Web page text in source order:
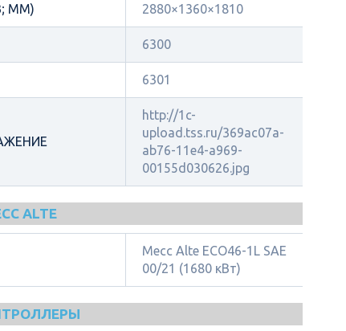
ММ) 2880×1360×1810
6300
6301
http://1c-
upload.tss.ru/369ac07a-
ab76-11e4-a969-
00155d030626.jpg
ALTE
Mecc Alte ECO46-1L SAE
00/21 (1680 кВт)